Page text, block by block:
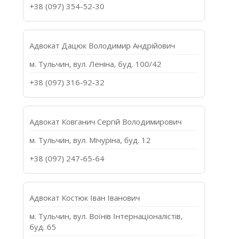
+38 (097) 354-52-30
Адвокат Дацюк Володимир Андрійович
м. Тульчин, вул. Леніна, буд. 100/42
+38 (097) 316-92-32
Адвокат Ковганич Сергій Володимирович
м. Тульчин, вул. Мічуріна, буд. 12
+38 (097) 247-65-64
Адвокат Костюк Іван Іванович
м. Тульчин, вул. Воїнів Інтернаціоналістів,
буд. 65